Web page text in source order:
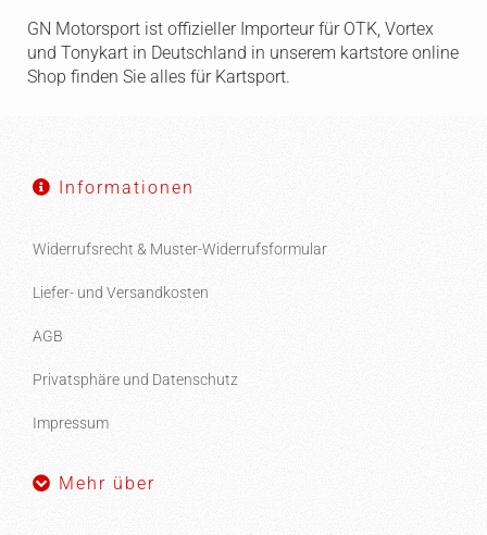
GN Motorsport ist offizieller Importeur für OTK, Vortex
und Tonykart in Deutschland in unserem kartstore online
Shop finden Sie alles für Kartsport.
Informationen
Widerrufsrecht & Muster-Widerrufsformular
Liefer- und Versandkosten
AGB
Privatsphäre und Datenschutz
Impressum
Mehr über